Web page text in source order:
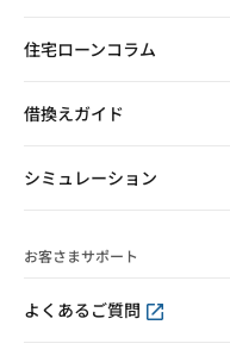
住宅ローンコラム
借換えガイド
シミュレーション
お客さまサポート
よくあるご質問